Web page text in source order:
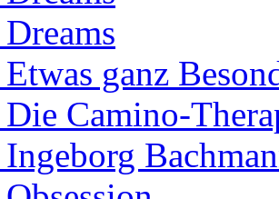
Dreams
Etwas ganz
Die Camino-
Ingeborg